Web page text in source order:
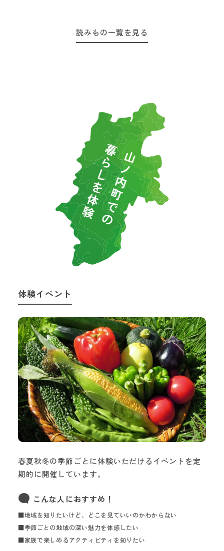
読みもの一覧を見る
体験イベント
春夏秋冬の季節ごとに体験いただけるイベントを定
期的に開催しています。
こんな人におすすめ！
■地域を知りたいけど、どこを見ていいのかわからない
■季節ごとの地域の深い魅力を体感したい
■家族で楽しめるアクティビティを知りたい